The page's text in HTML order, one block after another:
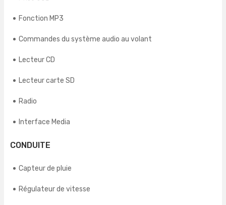
Fonction MP3
Commandes du système audio au volant
Lecteur CD
Lecteur carte SD
Radio
Interface Media
CONDUITE
Capteur de pluie
Régulateur de vitesse